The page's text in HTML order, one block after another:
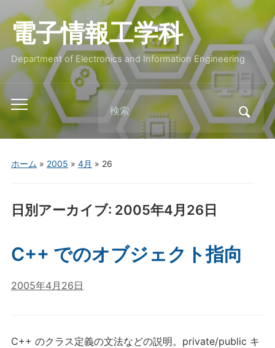
電子情報工学科
Department of Electronics and Information Engineering
Toggle
mobile
menu
Search
for:
ホーム » 2005 » 4月 » 26
日別アーカイブ: 2005年4月26日
C++ でのオブジェクト指向
2005年4月26日
C++ のクラス定義の文法などの説明。private/public キ